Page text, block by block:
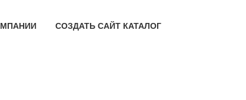
СОЗДАТЬ САЙТ КАТАЛОГ